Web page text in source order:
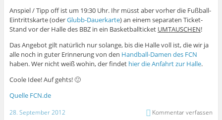
Anspiel / Tipp off ist um 19:30 Uhr. Ihr müsst aber vorher die Fußball-
Eintrittskarte (oderGlubb-Dauerkarte) an einem separaten Ticket-
Stand vor der Halle des BBZ in ein Basketballticket UMTAUSCHEN!
Das Angebot gilt natürlich nur solange, bis die Halle voll ist, die wir ja
alle noch in guter Erinnerung von den Handball-Damen des FCN
haben. Wer nicht weiß wohin, der findet hier die Anfahrt zur Halle.
Coole Idee! Auf gehts! 🙂
Quelle FCN.de
28. September 2012 Kommentar verfassen